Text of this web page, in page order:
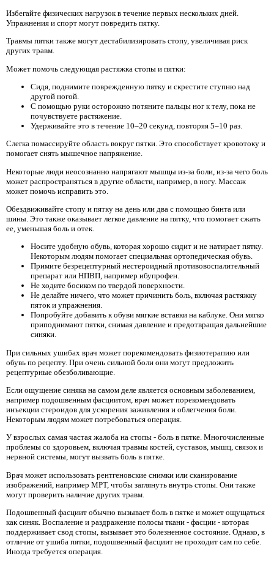
Избегайте физических нагрузок в течение первых нескольких дней.
Упражнения и спорт могут повредить пятку.
Травмы пятки также могут дестабилизировать стопу, увеличивая риск
других травм.
Может помочь следующая растяжка стопы и пятки:
Сидя, поднимите поврежденную пятку и скрестите ступню над
другой ногой.
С помощью руки осторожно потяните пальцы ног к телу, пока не
почувствуете растяжение.
Удерживайте это в течение 10–20 секунд, повторяя 5–10 раз.
Слегка помассируйте область вокруг пятки. Это способствует кровотоку и
помогает снять мышечное напряжение.
Некоторые люди неосознанно напрягают мышцы из-за боли, из-за чего боль
может распространяться в другие области, например, в ногу. Массаж
может помочь исправить это.
Обездвиживайте стопу и пятку на день или два с помощью бинта или
шины. Это также оказывает легкое давление на пятку, что помогает сжать
ее, уменьшая боль и отек.
Носите удобную обувь, которая хорошо сидит и не натирает пятку.
Некоторым людям помогает специальная ортопедическая обувь.
Примите безрецептурный нестероидный противовоспалительный
препарат или НПВП, например ибупрофен.
Не ходите босиком по твердой поверхности.
Не делайте ничего, что может причинить боль, включая растяжку
пяток и упражнения.
Попробуйте добавить к обуви мягкие вставки на каблуке. Они мягко
приподнимают пятки, снимая давление и предотвращая дальнейшие
синяки.
При сильных ушибах врач может порекомендовать физиотерапию или
обувь по рецепту. При очень сильной боли они могут предложить
рецептурные обезболивающие.
Если ощущение синяка на самом деле является основным заболеванием,
например подошвенным фасциитом, врач может порекомендовать
инъекции стероидов для ускорения заживления и облегчения боли.
Некоторым людям может потребоваться операция.
У взрослых самая частая жалоба на стопы - боль в пятке. Многочисленные
проблемы со здоровьем, включая травмы костей, суставов, мышц, связок и
нервной системы, могут вызвать боль в пятке.
Врач может использовать рентгеновские снимки или сканирование
изображений, например МРТ, чтобы заглянуть внутрь стопы. Они также
могут проверить наличие других травм.
Подошвенный фасциит обычно вызывает боль в пятке и может ощущаться
как синяк. Воспаление и раздражение полосы ткани - фасции - которая
поддерживает свод стопы, вызывает это болезненное состояние. Однако, в
отличие от ушиба пятки, подошвенный фасциит не проходит сам по себе.
Иногда требуется операция.